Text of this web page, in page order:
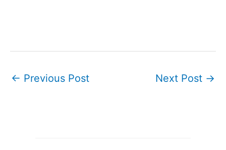
← Previous Post Next Post →